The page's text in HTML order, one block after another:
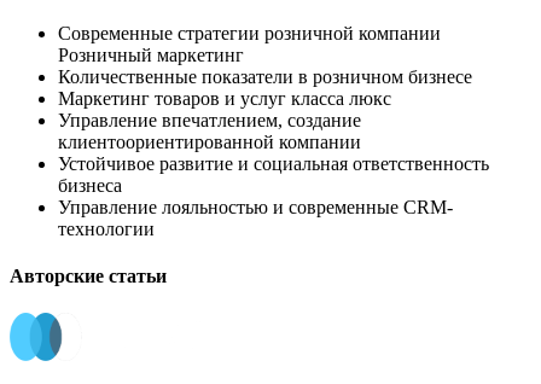
Современные стратегии розничной компании
Розничный маркетинг
Количественные показатели в розничном бизнесе
Маркетинг товаров и услуг класса люкс
Управление впечатлением, создание
клиентоориентированной компании
Устойчивое развитие и социальная ответственность
бизнеса
Управление лояльностью и современные CRM-
технологии
Авторские статьи